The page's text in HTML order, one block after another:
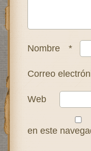
Nombre *
Correo
Web
en este